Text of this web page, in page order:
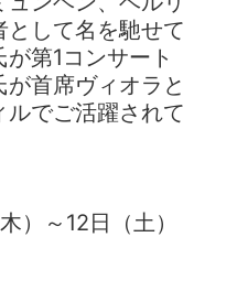
として名を馳せて
第1コンサート
首席ヴィオラと
ルでご活躍されて
）～12日（土）